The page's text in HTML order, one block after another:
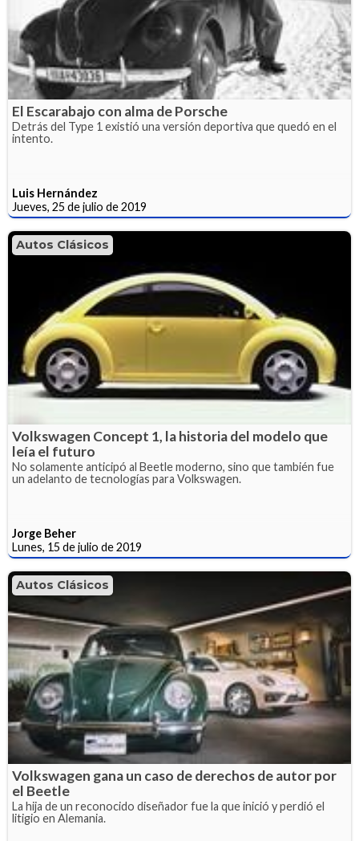
El Escarabajo con alma de Porsche
Detrás del Type 1 existió una versión deportiva que quedó en el
intento.
Luis Hernández
Jueves, 25 de julio de 2019
Autos Clásicos
Volkswagen Concept 1, la historia del modelo que
leía el futuro
No solamente anticipó al Beetle moderno, sino que también fue
un adelanto de tecnologías para Volkswagen.
Jorge Beher
Lunes, 15 de julio de 2019
Autos Clásicos
Volkswagen gana un caso de derechos de autor por
el Beetle
La hija de un reconocido diseñador fue la que inició y perdió el
litigio en Alemania.